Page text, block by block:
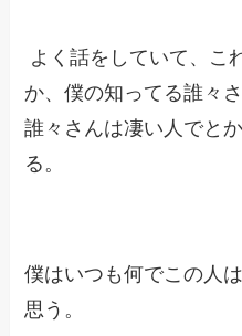
よく話をしていて、こ
か、僕の知ってる誰々さ
誰々さんは凄い人でと
る。
僕はいつも何でこの人
思う。